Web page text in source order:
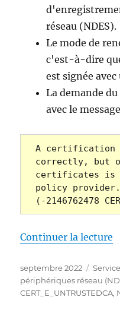
réseau (NDES).
Le mode de
c'est-à-dire
est signée
La demande
avec le
A certification
correctly, but
certificates is
policy provider.
(-2146762478
Continuer la lecture
Publié
le
septembre 2022
périphériques réseau
CERT_E_UNTRUSTEDCA,